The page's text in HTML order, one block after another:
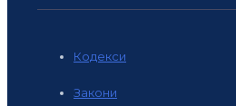
Кодекси
Закони